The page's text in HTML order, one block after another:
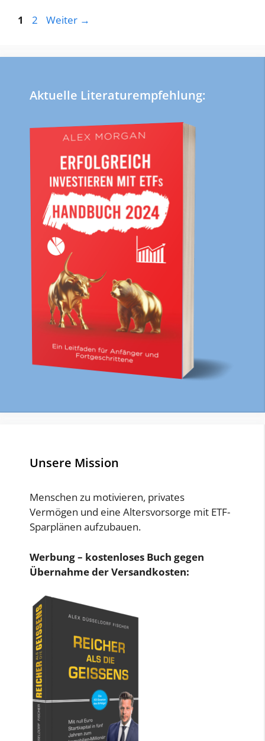
Seite
1 Seite
2 Weiter →
Aktuelle Literaturempfehlung:
Unsere Mission
Menschen zu motivieren, privates
Vermögen und eine Altersvorsorge mit ETF-
Sparplänen aufzubauen.
Werbung – kostenloses Buch gegen
Übernahme der Versandkosten: